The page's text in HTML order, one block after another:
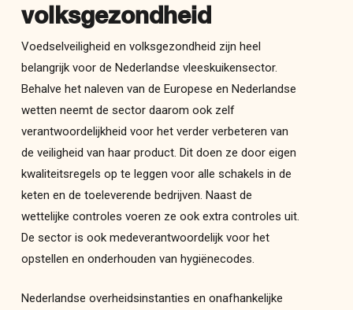
volksgezondheid
Voedselveiligheid en volksgezondheid zijn heel
belangrijk voor de Nederlandse vleeskuikensector.
Behalve het naleven van de Europese en Nederlandse
wetten neemt de sector daarom ook zelf
verantwoordelijkheid voor het verder verbeteren van
de veiligheid van haar product. Dit doen ze door eigen
kwaliteitsregels op te leggen voor alle schakels in de
keten en de toeleverende bedrijven. Naast de
wettelijke controles voeren ze ook extra controles uit.
De sector is ook medeverantwoordelijk voor het
opstellen en onderhouden van hygiënecodes.
Nederlandse overheidsinstanties en onafhankelijke